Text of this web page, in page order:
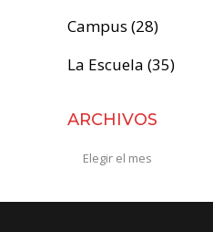
Campus (28)
La Escuela (35)
ARCHIVOS
Archivos